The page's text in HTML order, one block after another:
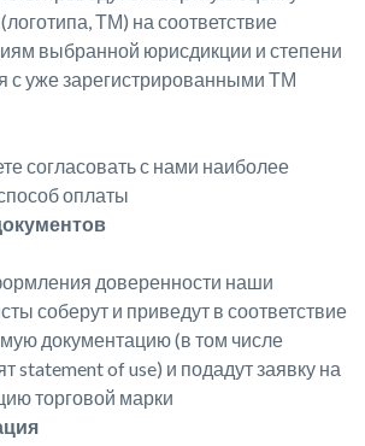
ТМ) на соответствие
выбранной юрисдикции и степени
с уже зарегистрированными ТМ
согласовать с нами наиболее
оплаты
доверенности наши
соберут и приведут в соответствие
документацию (в том числе
statement of use) и подадут заявку на
торговой марки